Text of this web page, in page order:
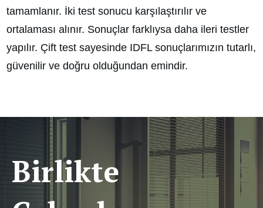
tamamlanır. İki test sonucu karşılaştırılır ve
ortalaması alınır. Sonuçlar farklıysa daha ileri testler
yapılır. Çift test sayesinde IDFL sonuçlarımızın tutarlı,
güvenilir ve doğru olduğundan emindir.
Birlikte